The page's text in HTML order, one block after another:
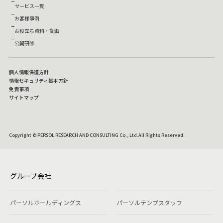
サービス一覧
お客様事例
お役立ち資料・動画
公開研修
Copyright © PERSOL RESEARCH AND CONSULTING Co., Ltd.All Rights Reserved.
個人情報保護方針
情報セキュリティ基本方針
免責事項
サイトマップ
グループ会社
パーソルホールディングス パーソルテンプスタッフ